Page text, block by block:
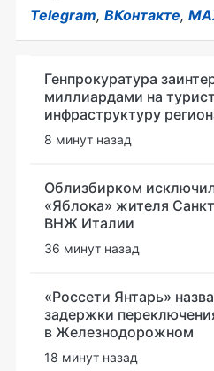
Telegram, ВКонтакте,
Генпрокуратура
миллиардами на
инфраструктуру
8 минут назад
Облизбирком
«Яблока» жителя
ВНЖ Италии
36 минут назад
«Россети Янтарь»
задержки
в Железнодорожном
18 минут назад